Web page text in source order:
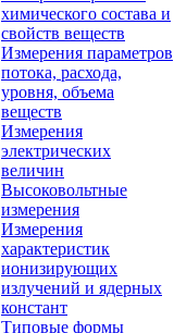
химического состава и
свойств веществ
Измерения параметров
потока, расхода,
уровня, объема
веществ
Измерения
электрических
величин
Высоковольтные
измерения
Измерения
характеристик
ионизирующих
излучений и ядерных
констант
Типовые формы